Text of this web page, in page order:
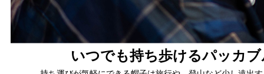
いつでも持ち歩けるパッカ